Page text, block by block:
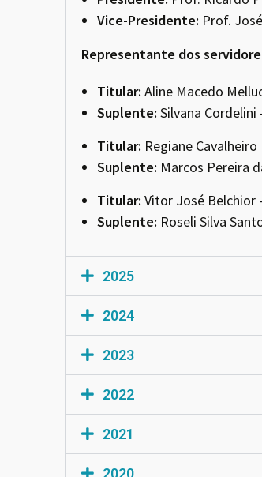
Vice-Presidente: Prof.
Representante dos
Titular: Aline Macedo
Suplente: Silvana
Titular: Regiane
Suplente: Marcos Pereira
Titular: Vitor José Belchior
Suplente: Roseli Silva
2025
2024
2023
2022
2021
2020